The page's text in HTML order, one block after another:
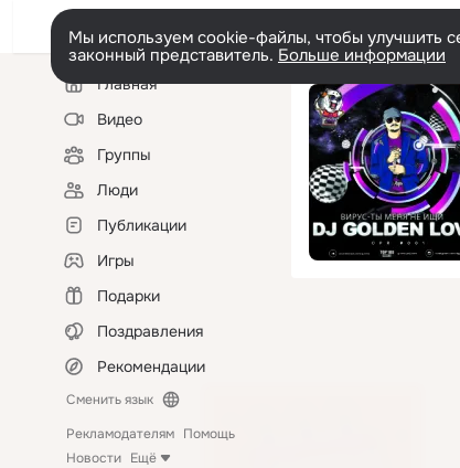
Мы используем cookie-файлы, чтобы улучшить
законный представитель. Больше информации
Левая
колонкаГлавная
Видео
Группы
Люди
Публикации
Игры
Подарки
Поздравления
Рекомендации
Сменить язык
Рекламодателям Помощь
Новости Ещё